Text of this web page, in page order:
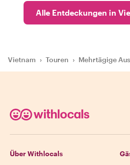
Alle Entdeckungen in
Vietnam › Touren › Mehrtägige
Über Withlocals